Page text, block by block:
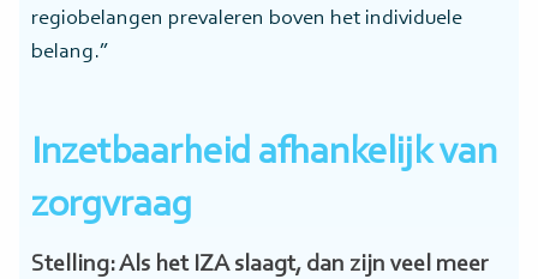
regiobelangen prevaleren boven het individuele
belang.”
Inzetbaarheid afhankelijk van
zorgvraag
Stelling: Als het IZA slaagt, dan zijn veel meer